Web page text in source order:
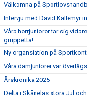
Välkomna på
Intervju med David Källemyr
Våra herrjuniorer tar sig
gruppetta!
Ny organsiation på
Våra damjuniorer var
Årskrönika 2025
Delta i Skånelas stora Jul